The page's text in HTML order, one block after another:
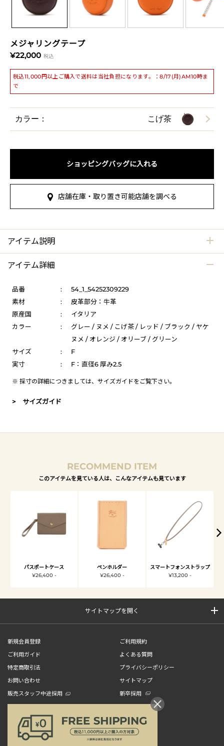
メジャリングテープ
¥22,000 税込
税込11,000円以上ご購入で送料は当社負担になります。：8/17(月)AM10時ま
で
カラー： こげ茶
ショッピングバッグに入れる
店舗在庫・取り置き可能店舗を調べる
アイテム説明
アイテム詳細
品番 :
54_1_54252309229
素材
:
皮革部分：牛革
原産国
:
イタリア
カラー
:
グレー / ヌメ / こげ茶 / レッド / ブラック / ヤケ
ヌメ / オレンジ / オリーブ / グリーン
サイズ
:
F
実寸
: F：直径6 厚み2.5
※ 採寸の詳細につきましては、 サイズガイドをご覧下さい。
> サイズガイド
RECOMMEND ITEM
このアイテムを見ている人は、こんなアイテムも見ています
パスポートケース
¥26,400 -
ペンホルダー
¥26,400 -
スマートフォンストラップ
¥13,200 -
サイトマップを開く
新規会員登録
ご利用規約
ご利用ガイド
よくある質問
特定商取引法
プライバシーポリシー
お問い合わせ
サイトマップ
販売スタッフ中途採用
新卒採用